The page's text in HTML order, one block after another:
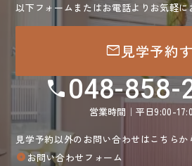
以下フォームまたはお電話よりお気軽に
mail見学予約
call048-858-
営業時間｜平日9:00-
見学予約以外のお問い合わせはこちらか
arrow_circle_rightお問い合わせフォーム